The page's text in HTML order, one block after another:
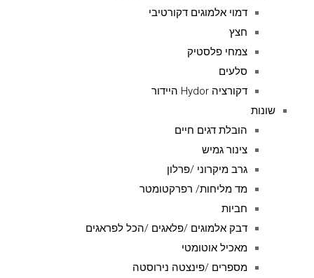
דמוי אלמוגים דקורטיבי
חצץ
צמחי פלסטיק
סלעים
דקורציה Hydor היידור
שונות
הובלת דגים חיים
צינור גמיש
גרב מיקרוני /פרלון
מד מליחות/ רפרקטומטר
חביות
דבק אלמוגים /פלאגים /הכל לפראגים
מאכיל אוטומטי
מספרים /פינצטה נירוסטה